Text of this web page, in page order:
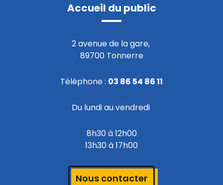
Accueil du public
2 avenue de la gare,
89700 Tonnerre
Téléphone : 03 86 54 86 11
Du lundi au vendredi
8h30 à 12h00
13h30 à 17h00
Nous contacter